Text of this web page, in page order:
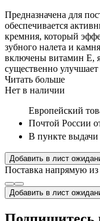
Предназначена для
обеспечивается
кремния, который
зубного налета и
включены витамин Е,
существенно
Читать больше
Нет в наличии
Европейский
Почтой России
В пункте выдачи
Добавить в лист
Поставка напрямую
Добавить в лист